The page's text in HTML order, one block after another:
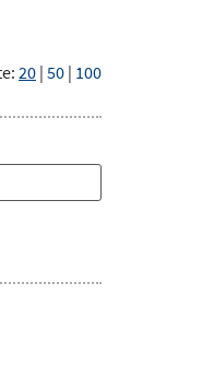
20 | 50 | 100